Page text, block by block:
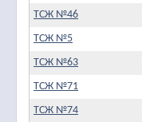
ТСЖ №46
ТСЖ №5
ТСЖ №63
ТСЖ №71
ТСЖ №74